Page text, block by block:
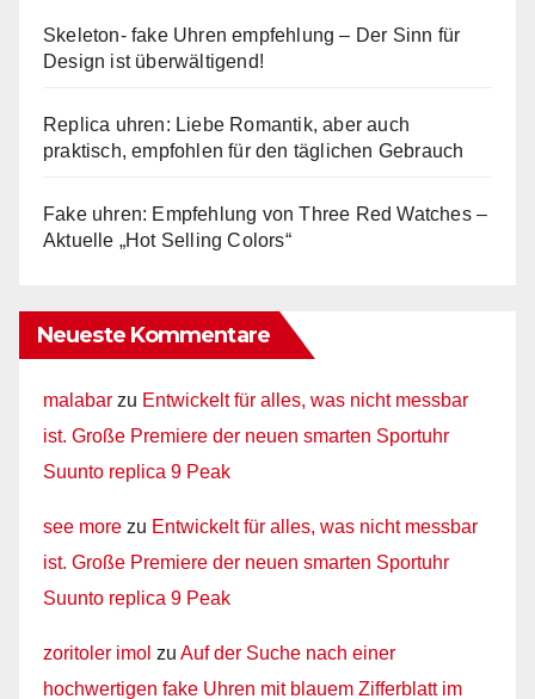
Skeleton- fake Uhren empfehlung – Der Sinn für
Design ist überwältigend!
Replica uhren: Liebe Romantik, aber auch
praktisch, empfohlen für den täglichen Gebrauch
Fake uhren: Empfehlung von Three Red Watches –
Aktuelle „Hot Selling Colors“
Neueste Kommentare
malabar zu Entwickelt für alles, was nicht messbar
ist. Große Premiere der neuen smarten Sportuhr
Suunto replica 9 Peak
see more zu Entwickelt für alles, was nicht messbar
ist. Große Premiere der neuen smarten Sportuhr
Suunto replica 9 Peak
zoritoler imol zu Auf der Suche nach einer
hochwertigen fake Uhren mit blauem Zifferblatt im